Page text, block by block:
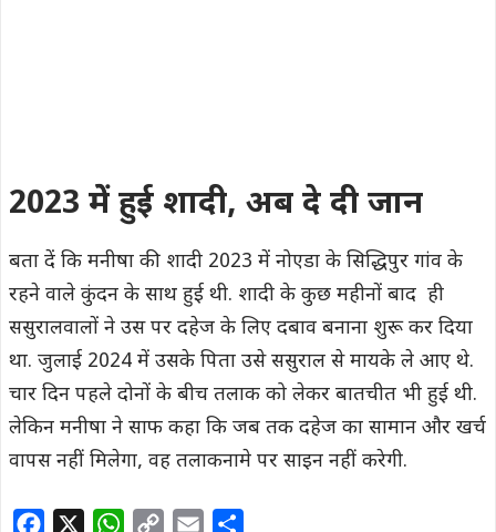
था. जुलाई 2024 में उसके पिता उसे ससुराल से मायके ले आए थे.
चार दिन पहले दोनों के बीच तलाक को लेकर बातचीत भी हुई थी.
लेकिन मनीषा ने साफ कहा कि जब तक दहेज का सामान और खर्च
वापस नहीं मिलेगा, वह तलाकनामे पर साइन नहीं करेगी.
F
a
c
e
b
X
W
h
a
t
s
C
o
p
y
L
E
m
a
i
l
S
h
a
r
e
Categories
बड़ी खबर, उत्तरप्रदेश